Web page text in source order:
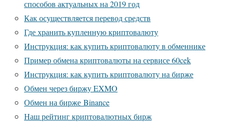
способов актуальных на 2019 год
Как осуществляется перевод средств
Где хранить купленную криптовалюту
Инструкция: как купить криптовалюту в обменнике
Пример обмена криптовалюты на сервисе 60cek
Инструкция: как купить криптовалюту на бирже
Обмен через биржу EXMO
Обмен на бирже Binance
Наш рейтинг криптовалютных бирж